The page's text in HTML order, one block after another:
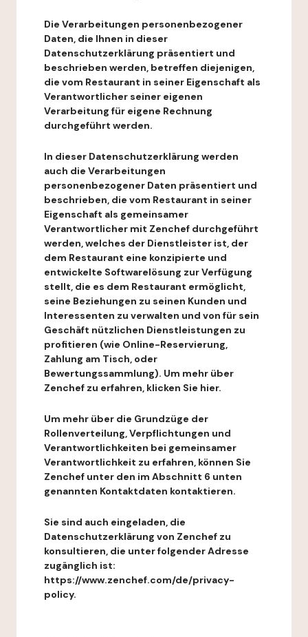
Die Verarbeitungen personenbezogener
Daten, die Ihnen in dieser
Datenschutzerklärung präsentiert und
beschrieben werden, betreffen diejenigen,
die vom Restaurant in seiner Eigenschaft als
Verantwortlicher seiner eigenen
Verarbeitung für eigene Rechnung
durchgeführt werden.
In dieser Datenschutzerklärung werden
auch die Verarbeitungen
personenbezogener Daten präsentiert und
beschrieben, die vom Restaurant in seiner
Eigenschaft als gemeinsamer
Verantwortlicher mit Zenchef durchgeführt
werden, welches der Dienstleister ist, der
dem Restaurant eine konzipierte und
entwickelte Softwarelösung zur Verfügung
stellt, die es dem Restaurant ermöglicht,
seine Beziehungen zu seinen Kunden und
Interessenten zu verwalten und von für sein
Geschäft nützlichen Dienstleistungen zu
profitieren (wie Online-Reservierung,
Zahlung am Tisch, oder
Bewertungssammlung). Um mehr über
Zenchef zu erfahren, klicken Sie hier.
Um mehr über die Grundzüge der
Rollenverteilung, Verpflichtungen und
Verantwortlichkeiten bei gemeinsamer
Verantwortlichkeit zu erfahren, können Sie
Zenchef unter den im Abschnitt 6 unten
genannten Kontaktdaten kontaktieren.
Sie sind auch eingeladen, die
Datenschutzerklärung von Zenchef zu
konsultieren, die unter folgender Adresse
zugänglich ist:
https://www.zenchef.com/de/privacy-
policy.